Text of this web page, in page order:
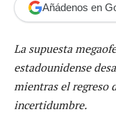
Añádenos en
La supuesta
estadounidense
mientras el regreso
incertidumbre.